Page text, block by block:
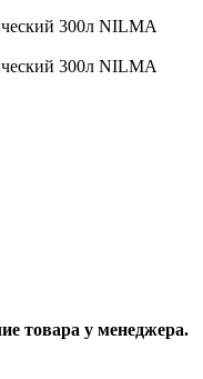
товара у менеджера.